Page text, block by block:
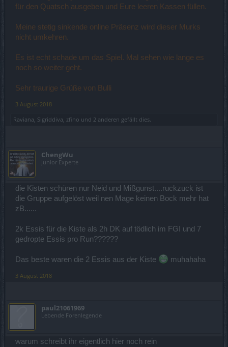
für den Quatsch ausgeben und Eure leeren Kassen füllen.
Meine stetig sinkende online Präsenz wird dieser Murks
nicht umkehren.
Es ist echt schade um das Spiel. Mal sehen wie lange es
noch so weiter geht.
Sehr traurige Grüße von Bulli
3 August 2018
Raviana, Sigriddiva, zfino und 2 anderen gefällt dies.
ChengWu
Junior Experte
die Kisten schüren nur Neid und Mißgunst....ruckzuck ist
die Gruppe aufgelöst weil nen Mage keinen Bock mehr hat
zB......
2k Essis für die Kiste als 2h DK auf tödlich im FGI und 7
gedropte Essis pro Run??????
Das beste waren die 2 Essis aus der Kiste muhahaha
3 August 2018
paul21061969
Lebende Forenlegende
warum schreibt ihr eigentlich hier noch rein